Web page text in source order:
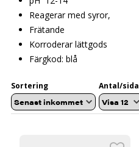
Reagerar med syror,
Frätande
Korroderar lättgods
Färgkod: blå
Sortering Antal/sida